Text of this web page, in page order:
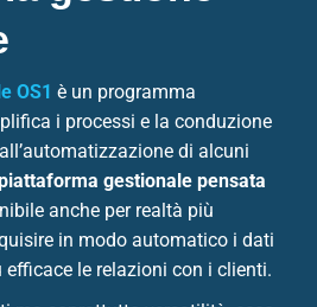
OS1 è un programma
i processi e la conduzione
di alcuni
gestionale pensata
anche per realtà più
in modo automatico i dati
le relazioni con i clienti.